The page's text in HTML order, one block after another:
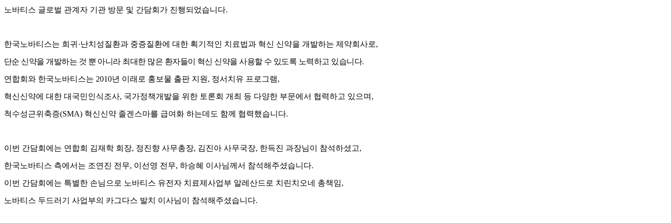
노바티스 글로벌 관계자 기관 방문 및 간담회가 진행되었습니다.
한국노바티스는 희귀 ·난치성질환과 중증질환에 대한 획기적인 치료법과 혁신 신약을 개발하는 제약회사로,
단순 신약을 개발하는 것 뿐 아니라 최대한 많은 환자들이 혁신 신약을 사용할 수 있도록 노력하고 있습니다.
연합회와 한국노바티스는 2010년 이래로 홍보물 출판 지원 , 정서치유 프로그램,
혁신신약에 대한 대국민인식조사, 국가정책개발을 위한 토론회 개최 등 다양한 부문에서 협력하고 있으며 ,
척수성근위축증(SMA) 혁신신약 졸겐스마를 급여화 하는데도 함께 협력했습니다.
이번 간담회에는 연합회 김재학 회장, 정진향 사무총장, 김진아 사무국장, 한득진 과장님이 참석하셨고,
한국노바티스 측에서는 조연진 전무, 이선영 전무, 하승혜 이사님께서 참석해주셨습니다.
이번 간담회에는 특별한 손님으로 노바티스 유전자 치료제사업부 알레산드로 치린치오네 총책임,
노바티스 두드러기 사업부의 카그다스 발치 이사님이 참석해주셨습니다.